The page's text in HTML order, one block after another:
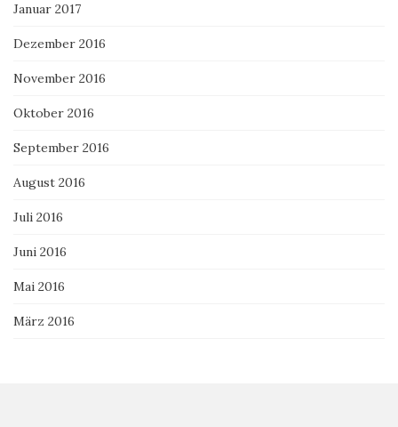
Januar 2017
Dezember 2016
November 2016
Oktober 2016
September 2016
August 2016
Juli 2016
Juni 2016
Mai 2016
März 2016